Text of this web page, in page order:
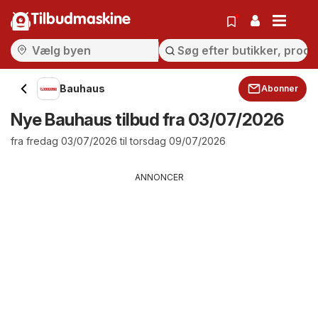
Tilbudmaskine
Bauhaus Abonner
Nye Bauhaus tilbud fra 03/07/2026
fra fredag 03/07/2026 til torsdag 09/07/2026
ANNONCER